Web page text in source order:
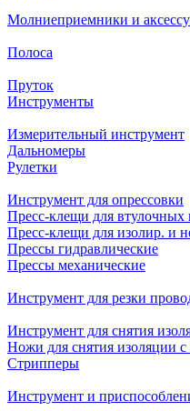
Молниеприемники и
Полоса
Пруток
Инструменты
Измерительный инструмент
Дальномеры
Рулетки
Инструмент для опрессовки
Пресс-клещи для втулочных
Пресс-клещи для изолир. и
Прессы гидравлические
Прессы механические
Инструмент для резки
Инструмент для снятия
Ножи для снятия изоляции с
Стрипперы
Инструмент и